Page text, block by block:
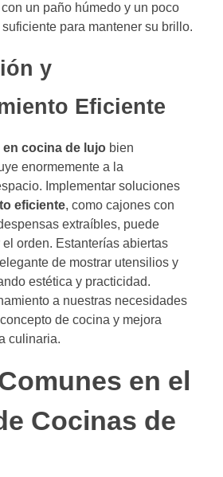
un paño húmedo y un poco
para mantener su brillo.
y
Eficiente
cocina de lujo bien
enormemente a la
Implementar soluciones
eficiente, como cajones con
extraíbles, puede
orden. Estanterías abiertas
de mostrar utensilios y
estética y practicidad.
a nuestras necesidades
de cocina y mejora
culinaria.
en el
Cocinas de